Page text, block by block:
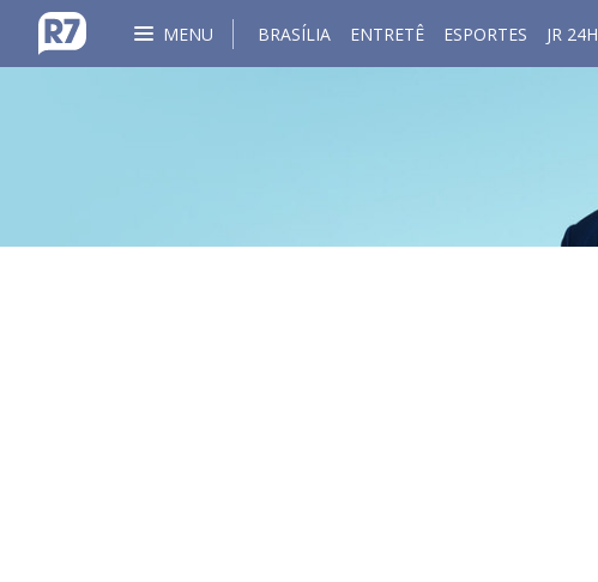
MENU BRASÍLIA ENTRETÊ ESPORTES JR 24H